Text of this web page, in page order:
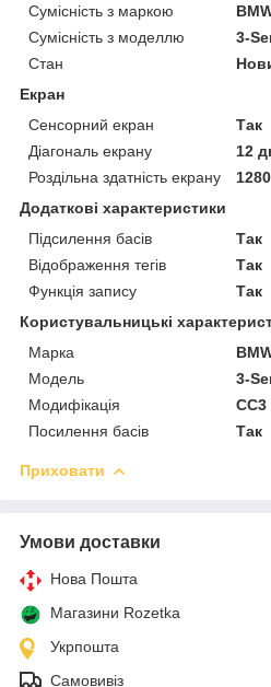
Сумісність з маркою
Сумісність з моделлю
3-
Стан
Екран
Сенсорний екран
Так
Діагональ екрану
12
Роздільна здатність екрану
Додаткові характеристики
Підсилення басів
Так
Відображення тегів
Так
Функція запису
Так
Користувальницькі
Марка
Мoдель
3-
Модифікація
CC3
Посилення басів
Так
Приховати
Умови доставки
Нова Пошта
Магазини Rozetka
Укрпошта
Самовивіз